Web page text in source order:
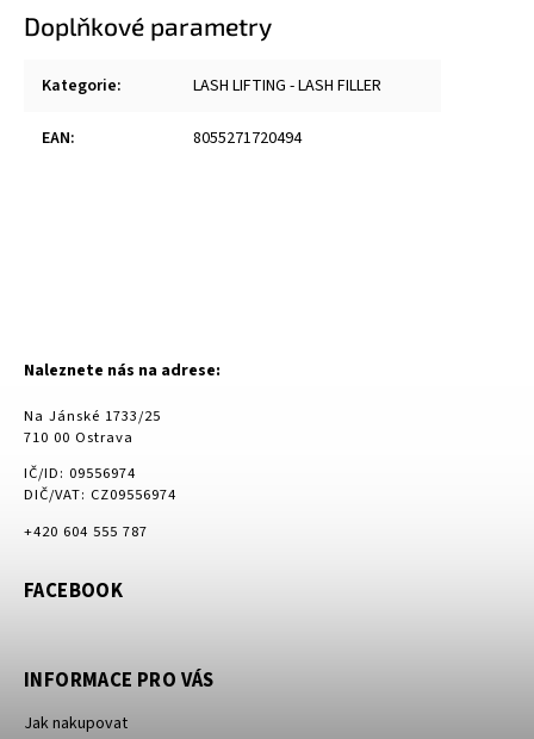
Doplňkové parametry
Kategorie: LASH LIFTING - LASH FILLER
EAN: 8055271720494
Naleznete nás na adrese:
Na Jánské 1733/25
710 00 Ostrava
IČ/ID: 09556974
DIČ/VAT: CZ09556974
+420 604 555 787
FACEBOOK
INFORMACE PRO VÁS
Jak nakupovat